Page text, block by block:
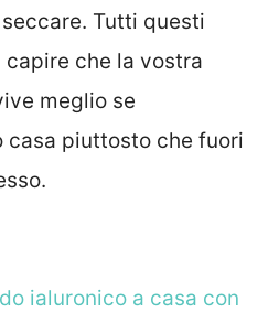
Tutti questi
che la vostra
meglio se
casa piuttosto che fuori
ialuronico a casa con